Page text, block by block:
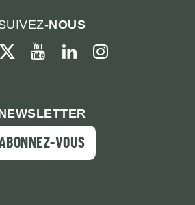
NOUS
twitteryoutubelinkedin
VOUS